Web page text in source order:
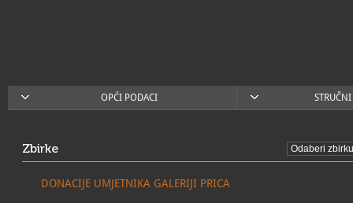
OPĆI PODACI
Zbirke
DONACIJE UMJETNIKA GALERIJI PRICA